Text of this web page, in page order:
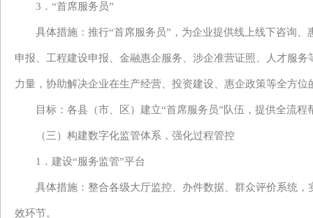
3．“首席服务员”
具体措施：推行“首席服务员”，为企业提供线上线下咨询
申报、工程建设申报、金融惠企服务、涉企准营证照、人才服
力量，协助解决企业在生产经营、投资建设、惠企政策等全方位
目标： 各县（市、区）建立“首席服务员”队伍，提供全流程
（三）构建数字化监管体系，强化过程管控
1．建设“ 服务监管”平台
具体措施：整合各级大厅监控、办件数据、群众评价系统
效环节。